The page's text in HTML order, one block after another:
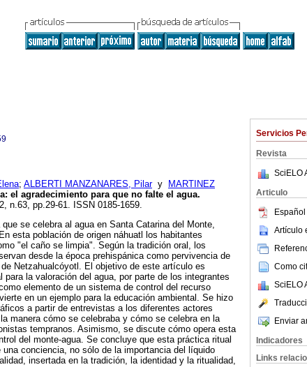
Servicios
Revista
SciELO
Articulo
Artículo
Como
SciELO
Enviar
Indicadores
Links
; ALBERTI MANZANARES, Pilary
MARTINEZ
: el agradecimiento para que no falte el agua.
n.63, pp.29-61. ISSN 0185-1659.
se celebra al agua en Santa Catarina del Monte,
esta población de origen náhuatl los habitantes
"el caño se limpia". Según la tradición oral, los
desde la época prehispánica como pervivencia de
Netzahualcóyotl. El objetivo de este artículo es
la valoración del agua, por parte de los integrantes
elemento de un sistema de control del recurso
en un ejemplo para la educación ambiental. Se hizo
a partir de entrevistas a los diferentes actores
manera cómo se celebraba y cómo se celebra en la
tempranos. Asimismo, se discute cómo opera esta
del monte-agua. Se concluye que esta práctica ritual
una conciencia, no sólo de la importancia del líquido
insertada en la tradición, la identidad y la ritualidad,